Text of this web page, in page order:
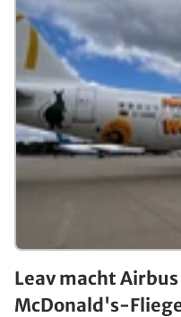
Leav macht
McDonald's-